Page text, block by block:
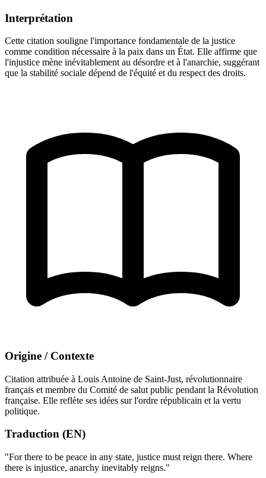
Interprétation
Cette citation souligne l'importance fondamentale de la justice
comme condition nécessaire à la paix dans un État. Elle affirme que
l'injustice mène inévitablement au désordre et à l'anarchie, suggérant
que la stabilité sociale dépend de l'équité et du respect des droits.
Origine / Contexte
Citation attribuée à Louis Antoine de Saint-Just, révolutionnaire
français et membre du Comité de salut public pendant la Révolution
française. Elle reflète ses idées sur l'ordre républicain et la vertu
politique.
Traduction (EN)
"For there to be peace in any state, justice must reign there. Where
there is injustice, anarchy inevitably reigns."